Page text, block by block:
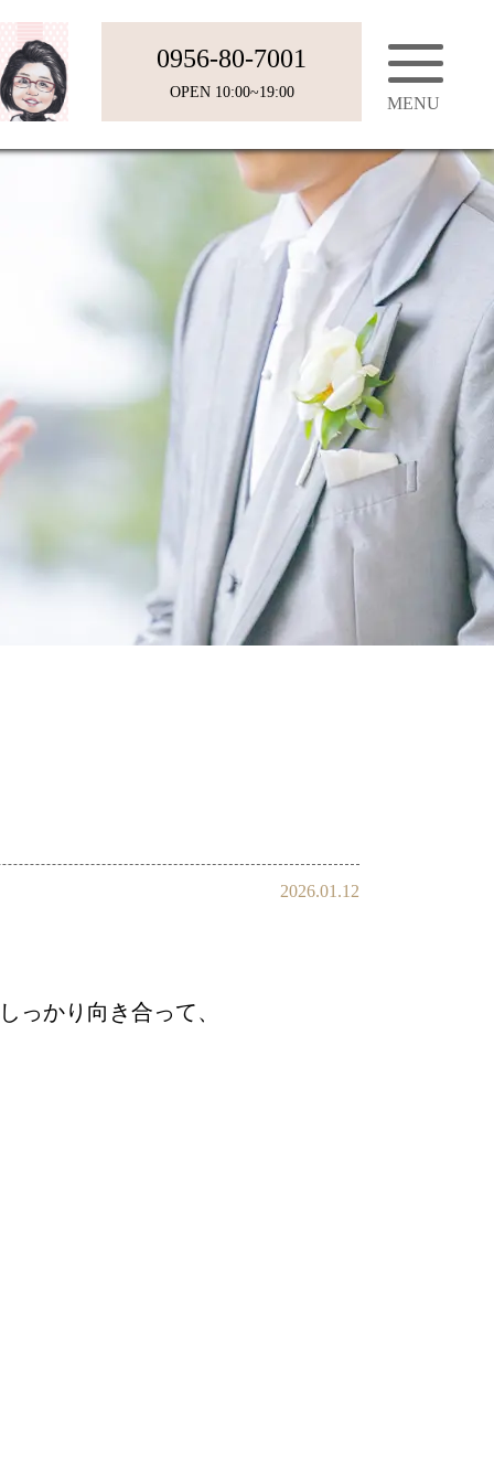
0956-80-7001
OPEN 10:00~19:00
2026.01.12
っかり向き合って、